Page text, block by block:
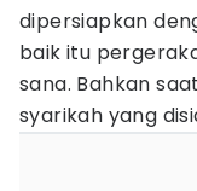
dipersiapkan
baik itu
sana. Bahkan
syarikah yang